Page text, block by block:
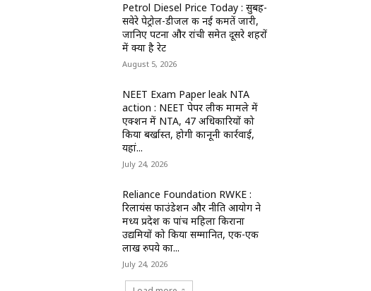
Petrol Diesel Price Today : सुबह-
सवेरे पेट्रोल-डीजल की नई कीमतें जारी,
जानिए पटना और रांची समेत दूसरे शहरों
में क्या है रेट
August 5, 2026
NEET Exam Paper leak NTA
action : NEET पेपर लीक मामले में
एक्शन में NTA, 47 अधिकारियों को
किया बर्खास्त, होगी कानूनी कार्रवाई,
यहां...
July 24, 2026
Reliance Foundation RWKE :
रिलायंस फाउंडेशन और नीति आयोग ने
मध्य प्रदेश की पांच महिला किराना
उद्यमियों को किया सम्मानित, एक-एक
लाख रुपये का...
July 24, 2026